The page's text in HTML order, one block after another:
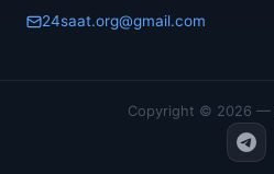
24saat.org@gmail.com
Copyright © 2026 —